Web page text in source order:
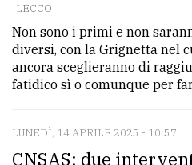
LECCO
Non sono i primi e non
diversi, con la Grignetta nel
ancora sceglieranno di
fatidico sì o comunque per
LUNEDÌ, 14 APRILE 2025 - 10:57
CNSAS: due